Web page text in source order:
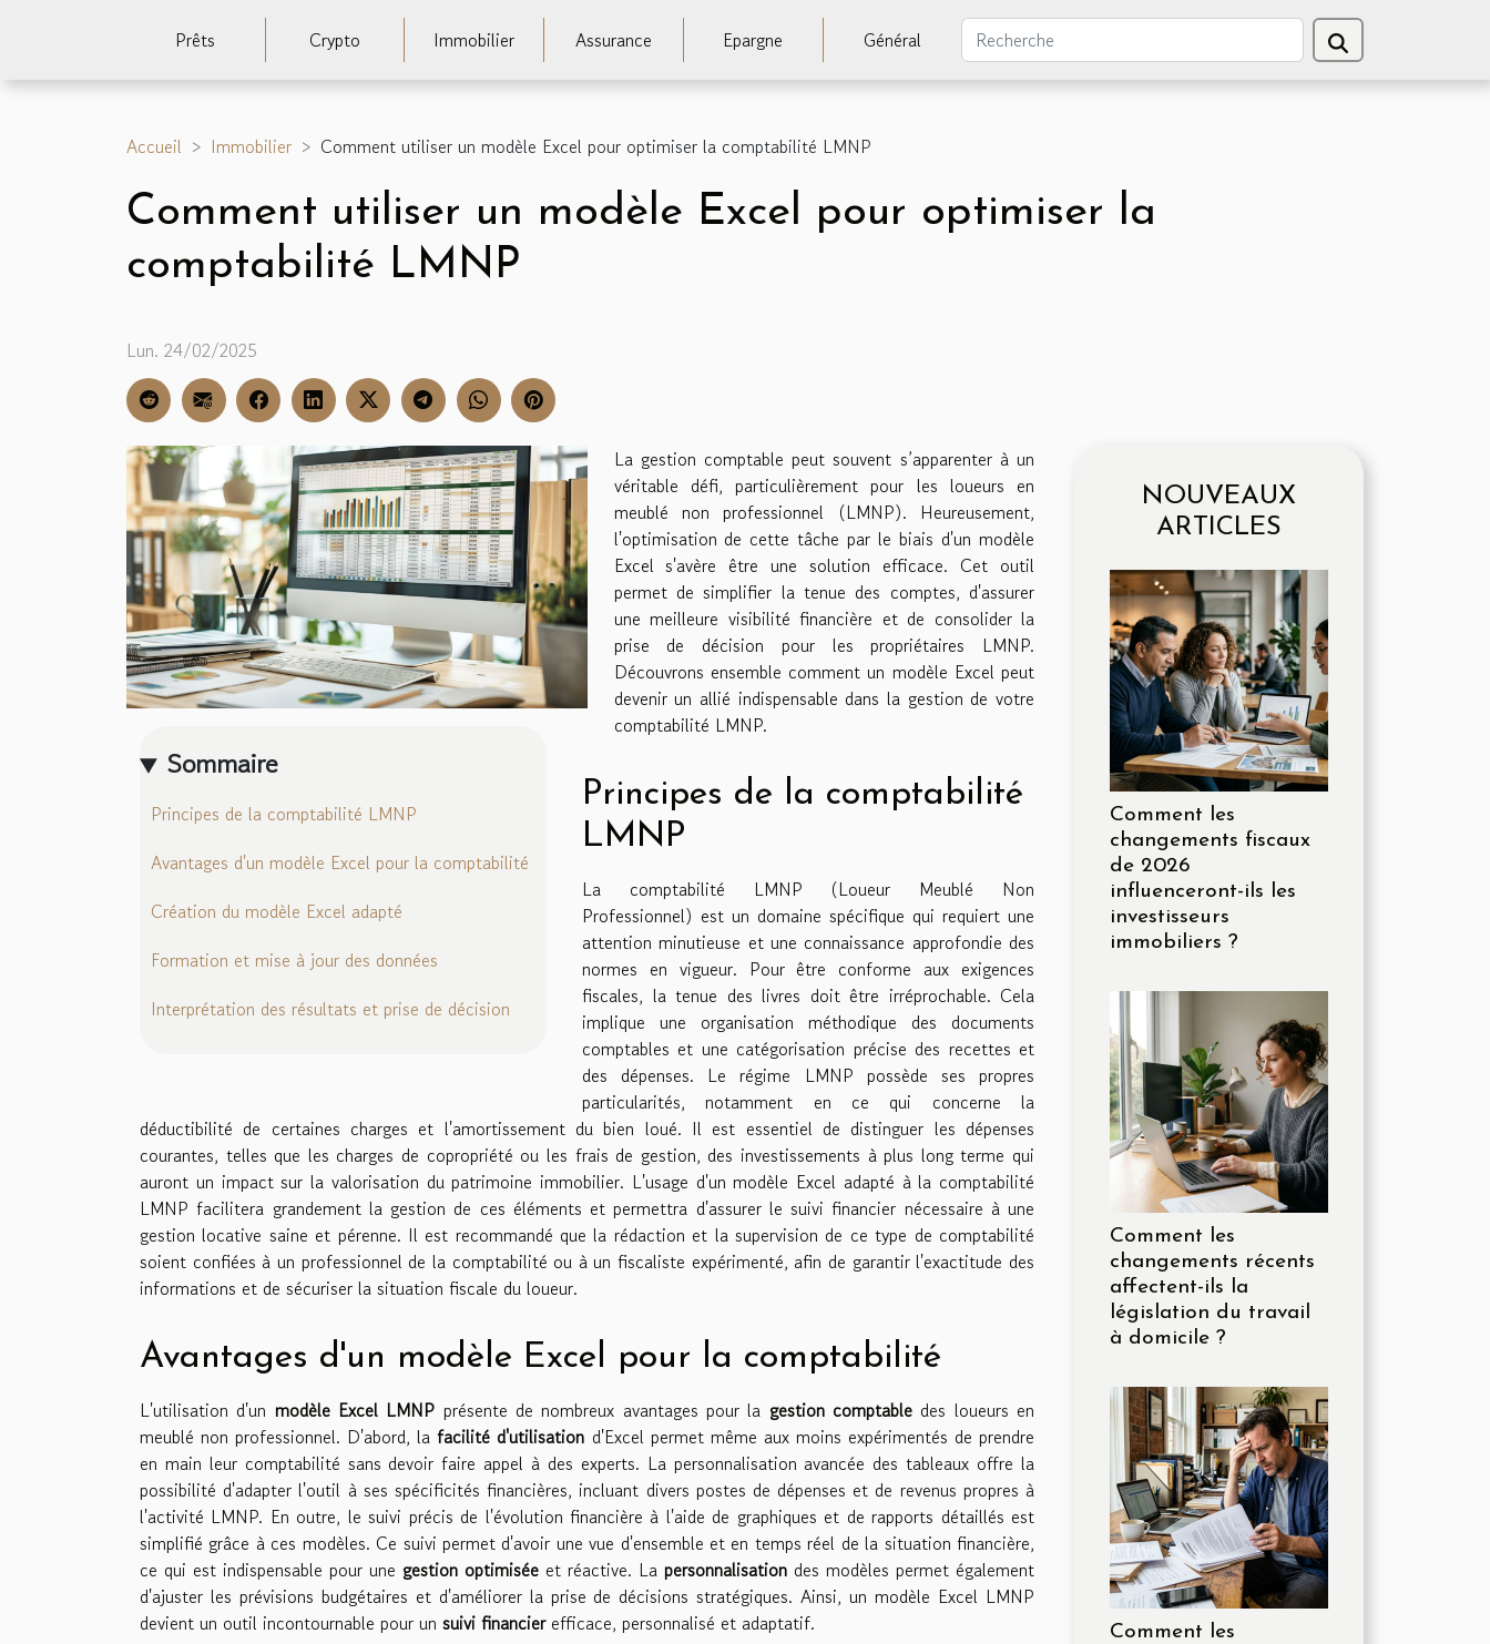
Prêts Crypto Immobilier Assurance Epargne Général
Accueil Immobilier Comment utiliser un modèle Excel pour optimiser la comptabilité LMNP
Comment utiliser un modèle Excel pour optimiser la
comptabilité LMNP
Lun. 24/02/2025
Sommaire
Principes de la comptabilité LMNP
Avantages d'un modèle Excel pour la comptabilité
Création du modèle Excel adapté
Formation et mise à jour des données
Interprétation des résultats et prise de décision
La gestion comptable peut souvent s’apparenter à un
véritable défi, particulièrement pour les loueurs en
meublé non professionnel (LMNP). Heureusement,
l'optimisation de cette tâche par le biais d'un modèle
Excel s'avère être une solution efficace. Cet outil
permet de simplifier la tenue des comptes, d'assurer
une meilleure visibilité financière et de consolider la
prise de décision pour les propriétaires LMNP.
Découvrons ensemble comment un modèle Excel peut
devenir un allié indispensable dans la gestion de votre
comptabilité LMNP.
Principes de la comptabilité
LMNP
La comptabilité LMNP (Loueur Meublé Non
Professionnel) est un domaine spécifique qui requiert une
attention minutieuse et une connaissance approfondie des
normes en vigueur. Pour être conforme aux exigences
fiscales, la tenue des livres doit être irréprochable. Cela
implique une organisation méthodique des documents
comptables et une catégorisation précise des recettes et
des dépenses. Le régime LMNP possède ses propres
particularités, notamment en ce qui concerne la
déductibilité de certaines charges et l'amortissement du bien loué. Il est essentiel de distinguer les dépenses
courantes, telles que les charges de copropriété ou les frais de gestion, des investissements à plus long terme qui
auront un impact sur la valorisation du patrimoine immobilier. L'usage d'un modèle Excel adapté à la comptabilité
LMNP facilitera grandement la gestion de ces éléments et permettra d'assurer le suivi financier nécessaire à une
gestion locative saine et pérenne. Il est recommandé que la rédaction et la supervision de ce type de comptabilité
soient confiées à un professionnel de la comptabilité ou à un fiscaliste expérimenté, afin de garantir l'exactitude des
informations et de sécuriser la situation fiscale du loueur.
Avantages d'un modèle Excel pour la comptabilité
L'utilisation d'un modèle Excel LMNP présente de nombreux avantages pour la gestion comptable des loueurs en
meublé non professionnel. D'abord, lafacilité d'utilisation d'Excel permet même aux moins expérimentés de prendre
en main leur comptabilité sans devoir faire appel à des experts. La personnalisation avancée des tableaux offre la
possibilité d'adapter l'outil à ses spécificités financières, incluant divers postes de dépenses et de revenus propres à
l'activité LMNP. En outre, le suivi précis de l'évolution financière à l'aide de graphiques et de rapports détaillés est
simplifié grâce à ces modèles. Ce suivi permet d'avoir une vue d'ensemble et en temps réel de la situation financière,
ce qui est indispensable pour une gestion optimisée et réactive. La personnalisation des modèles permet également
d'ajuster les prévisions budgétaires et d'améliorer la prise de décisions stratégiques. Ainsi, un modèle Excel LMNP
devient un outil incontournable pour un suivi financierefficace, personnalisé et adaptatif.
NOUVEAUX
ARTICLES
Comment les
changements fiscaux
de 2026
influenceront-ils les
investisseurs
immobiliers ?
Comment les
changements récents
affectent-ils la
législation du travail
à domicile ?
Comment les